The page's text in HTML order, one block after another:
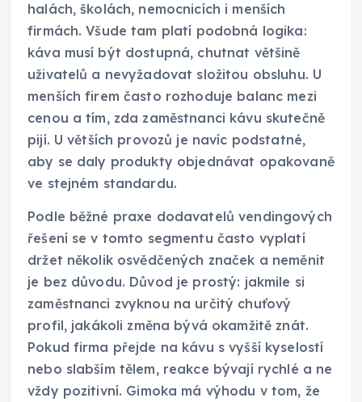
halách, školách, nemocnicích i menších
firmách. Všude tam platí podobná logika:
káva musí být dostupná, chutnat většině
uživatelů a nevyžadovat složitou obsluhu. U
menších firem často rozhoduje balanc mezi
cenou a tím, zda zaměstnanci kávu skutečně
pijí. U větších provozů je navíc podstatné,
aby se daly produkty objednávat opakovaně
ve stejném standardu.
Podle běžné praxe dodavatelů vendingových
řešení se v tomto segmentu často vyplatí
držet několik osvědčených značek a neměnit
je bez důvodu. Důvod je prostý: jakmile si
zaměstnanci zvyknou na určitý chuťový
profil, jakákoli změna bývá okamžitě znát.
Pokud firma přejde na kávu s vyšší kyselostí
nebo slabším tělem, reakce bývají rychlé a ne
vždy pozitivní. Gimoka má výhodu v tom, že